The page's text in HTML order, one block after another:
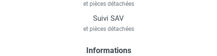
et pièces détachées
Suivi SAV
et pièces détachées
Informations